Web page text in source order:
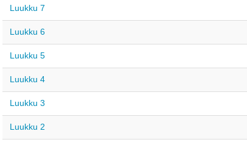
Luukku 7
Luukku 6
Luukku 5
Luukku 4
Luukku 3
Luukku 2